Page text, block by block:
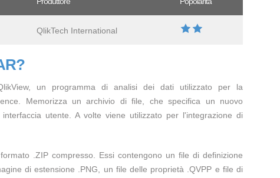
QlikTech International
un programma di analisi dei dati utilizzato per la
Memorizza un archivio di file, che specifica un nuovo
utente. A volte viene utilizzato per l'integrazione di
.ZIP compresso. Essi contengono un file di definizione
di estensione .PNG, un file delle proprietà .QVPP e file di